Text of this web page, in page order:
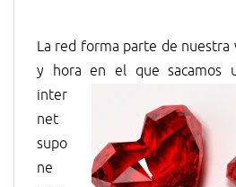
La red forma parte de nuestra
y hora en el que sacamos
inter
net
supo
ne